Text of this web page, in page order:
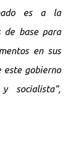
es a la
de base para
en sus
este gobierno
socialista”,